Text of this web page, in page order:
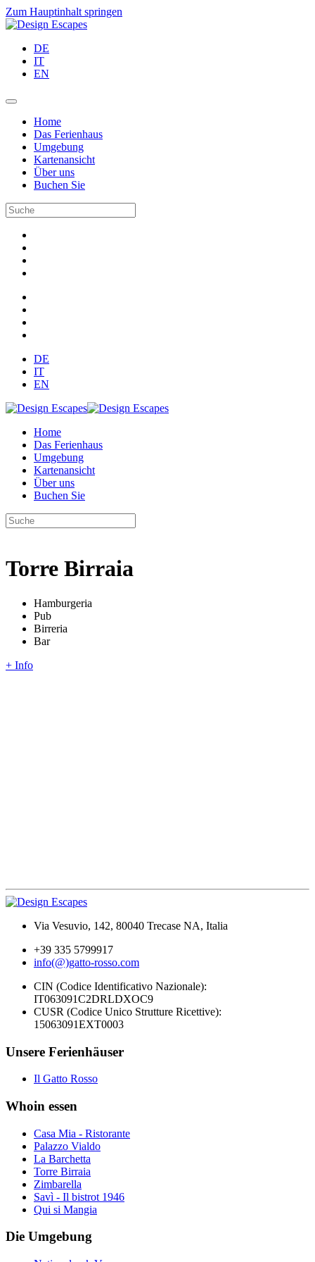
Zum Hauptinhalt springen
DE
IT
EN
Home
Das Ferienhaus
Umgebung
Kartenansicht
Über uns
Buchen Sie
DE
IT
EN
Home
Das Ferienhaus
Umgebung
Kartenansicht
Über uns
Buchen Sie
Torre Birraia
Hamburgeria
Pub
Birreria
Bar
+ Info
Via Vesuvio, 142, 80040 Trecase NA, Italia
+39 335 5799917
info(@)gatto-rosso.com
CIN (Codice Identificativo Nazionale):
IT063091C2DRLDXOC9
CUSR (Codice Unico Strutture Ricettive):
15063091EXT0003
Unsere Ferienhäuser
Il Gatto Rosso
Whoin essen
Casa Mia - Ristorante
Palazzo Vialdo
La Barchetta
Torre Birraia
Zimbarella
Savì - Il bistrot 1946
Qui si Mangia
Die Umgebung